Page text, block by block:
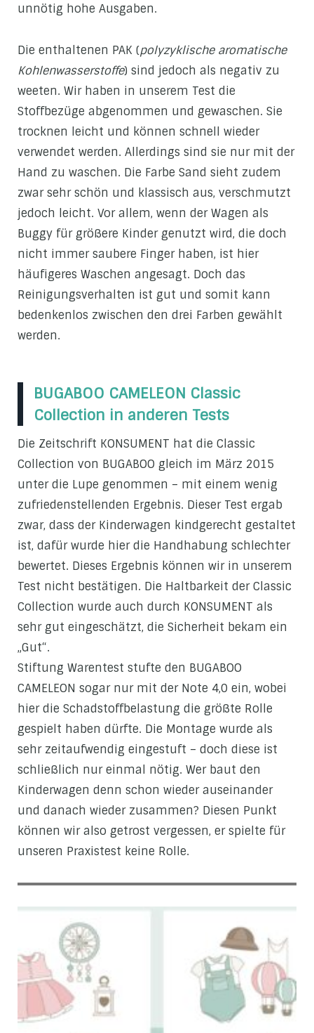
unnötig hohe Ausgaben.
Die enthaltenen PAK (polyzyklische aromatische
Kohlenwasserstoffe) sind jedoch als negativ zu
weeten. Wir haben in unserem Test die
Stoffbezüge abgenommen und gewaschen. Sie
trocknen leicht und können schnell wieder
verwendet werden. Allerdings sind sie nur mit der
Hand zu waschen. Die Farbe Sand sieht zudem
zwar sehr schön und klassisch aus, verschmutzt
jedoch leicht. Vor allem, wenn der Wagen als
Buggy für größere Kinder genutzt wird, die doch
nicht immer saubere Finger haben, ist hier
häufigeres Waschen angesagt. Doch das
Reinigungsverhalten ist gut und somit kann
bedenkenlos zwischen den drei Farben gewählt
werden.
BUGABOO CAMELEON Classic
Collection in anderen Tests
Die Zeitschrift KONSUMENT hat die Classic
Collection von BUGABOO gleich im März 2015
unter die Lupe genommen – mit einem wenig
zufriedenstellenden Ergebnis. Dieser Test ergab
zwar, dass der Kinderwagen kindgerecht gestaltet
ist, dafür wurde hier die Handhabung schlechter
bewertet. Dieses Ergebnis können wir in unserem
Test nicht bestätigen. Die Haltbarkeit der Classic
Collection wurde auch durch KONSUMENT als
sehr gut eingeschätzt, die Sicherheit bekam ein
„Gut“.
Stiftung Warentest stufte den BUGABOO
CAMELEON sogar nur mit der Note 4,0 ein, wobei
hier die Schadstoffbelastung die größte Rolle
gespielt haben dürfte. Die Montage wurde als
sehr zeitaufwendig eingestuft – doch diese ist
schließlich nur einmal nötig. Wer baut den
Kinderwagen denn schon wieder auseinander
und danach wieder zusammen? Diesen Punkt
können wir also getrost vergessen, er spielte für
unseren Praxistest keine Rolle.